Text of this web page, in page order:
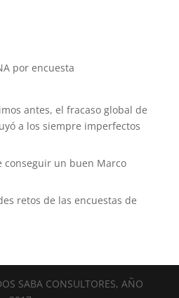
por encuesta
antes, el fracaso global de
a los siempre imperfectos
conseguir un buen Marco
retos de las encuestas de
SABA CONSULTORES, AÑO